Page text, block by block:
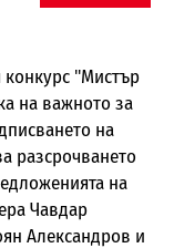
"Мистър
на важното за
на
разсрочването
на
Чавдар
Александров и